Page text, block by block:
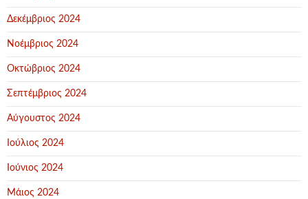
Δεκέμβριος 2024
Νοέμβριος 2024
Οκτώβριος 2024
Σεπτέμβριος 2024
Αύγουστος 2024
Ιούλιος 2024
Ιούνιος 2024
Μάιος 2024